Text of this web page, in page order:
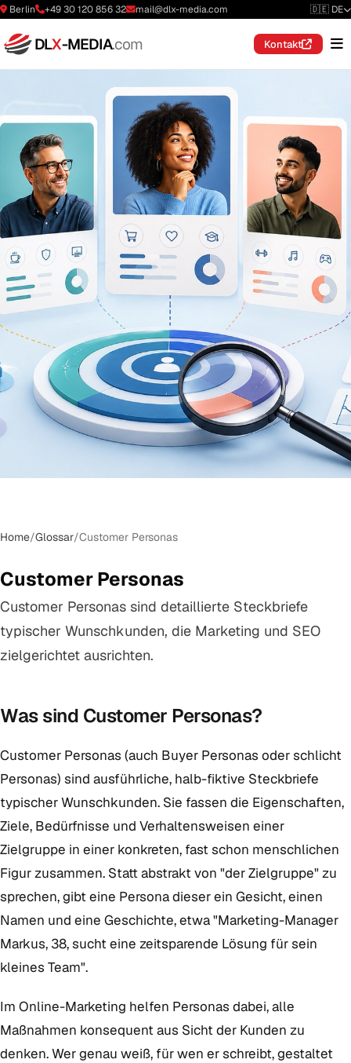
Berlin +49 30 120 856 32 mail@dlx-media.com 🇩🇪 DE
DLX-MEDIA.com Kontakt
Home/Glossar/Customer Personas
Customer Personas
Customer Personas sind detaillierte Steckbriefe
typischer Wunschkunden, die Marketing und SEO
zielgerichtet ausrichten.
Was sind Customer Personas?
Customer Personas (auch Buyer Personas oder schlicht
Personas) sind ausführliche, halb-fiktive Steckbriefe
typischer Wunschkunden. Sie fassen die Eigenschaften,
Ziele, Bedürfnisse und Verhaltensweisen einer
Zielgruppe in einer konkreten, fast schon menschlichen
Figur zusammen. Statt abstrakt von "der Zielgruppe" zu
sprechen, gibt eine Persona dieser ein Gesicht, einen
Namen und eine Geschichte, etwa "Marketing-Manager
Markus, 38, sucht eine zeitsparende Lösung für sein
kleines Team".
Im Online-Marketing helfen Personas dabei, alle
Maßnahmen konsequent aus Sicht der Kunden zu
denken. Wer genau weiß, für wen er schreibt, gestaltet